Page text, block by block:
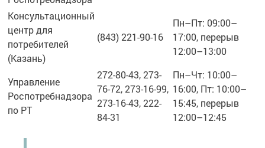
Консультационный
центр для
потребителей
(Казань)
(843) 221-90-16
Пн–Пт: 09:00–
17:00, перерыв
12:00–13:00
Управление
Роспотребнадзора
по РТ
272-80-43, 273-
76-72, 273-16-99,
273-16-43, 222-
84-31
Пн–Чт: 10:00–
16:00, Пт: 10:00–
15:45, перерыв
12:00–12:45